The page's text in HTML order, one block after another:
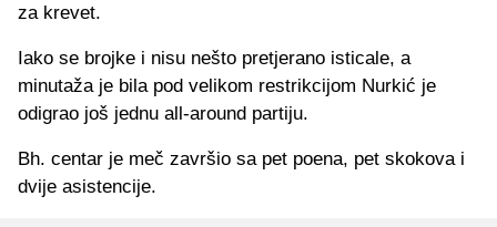
za krevet.
Iako se brojke i nisu nešto pretjerano isticale, a
minutaža je bila pod velikom restrikcijom Nurkić je
odigrao još jednu all-around partiju.
Bh. centar je meč završio sa pet poena, pet skokova i
dvije asistencije.